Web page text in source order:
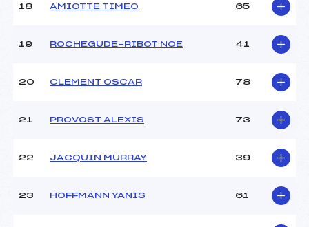
18 AMIOTTE TIMEO 65
19 ROCHEGUDE-RIBOT NOE 41
20 CLEMENT OSCAR 78
21 PROVOST ALEXIS 73
22 JACQUIN MURRAY 39
23 HOFFMANN YANIS 61